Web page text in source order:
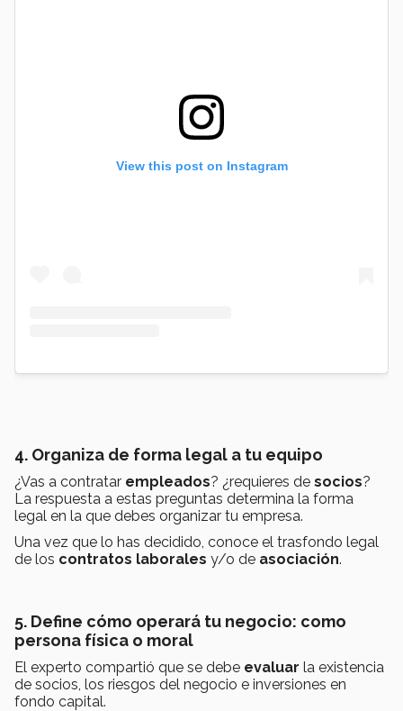
View this post on Instagram
4. Organiza de forma legal a tu equipo
¿Vas a contratar empleados? ¿requieres de socios?
La respuesta a estas preguntas determina la forma
legal en la que debes organizar tu empresa.
Una vez que lo has decidido, conoce el trasfondo legal
de los contratos laborales y/o de asociación.
5. Define cómo operará tu negocio: como
persona física o moral
El experto compartió que se debe evaluar la existencia
de socios, los riesgos del negocio e inversiones en
fondo capital.